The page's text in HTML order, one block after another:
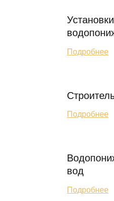
Подробнее
Подробнее
вод
Подробнее